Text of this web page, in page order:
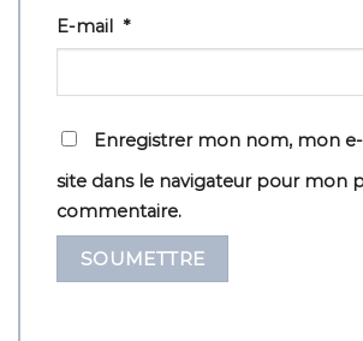
E-mail *
Enregistrer mon nom, mon
site dans le navigateur pour mon
commentaire.